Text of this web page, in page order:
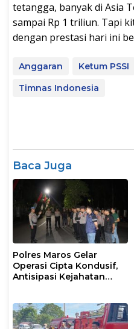
tetangga, banyak di Asia
sampai Rp 1 triliun. Tapi
dengan prestasi hari ini
Anggaran Ketum PSSI
Timnas Indonesia
Baca Juga
Polres Maros Gelar
Operasi Cipta Kondusif,
Antisipasi Kejahatan